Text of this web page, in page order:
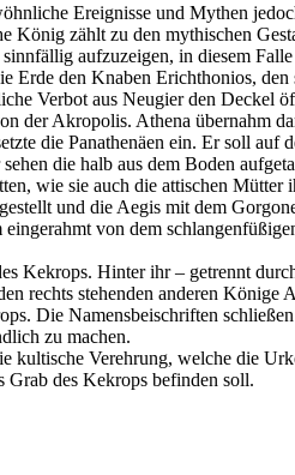
Ereignisse und Mythen
zählt zu den mythischen
aufzuzeigen, in diesem
den Knaben Erichthonios,
Verbot aus Neugier den Deckel
Akropolis. Athena übernahm
die Panathenäen ein. Er soll auf
die halb aus dem Boden
wie sie auch die attischen
und die Aegis mit dem
von dem
Kekrops. Hinter ihr – getrennt
rechts stehenden anderen
Die Namensbeischriften
zu machen.
Verehrung, welche die
Grab des Kekrops befinden soll.